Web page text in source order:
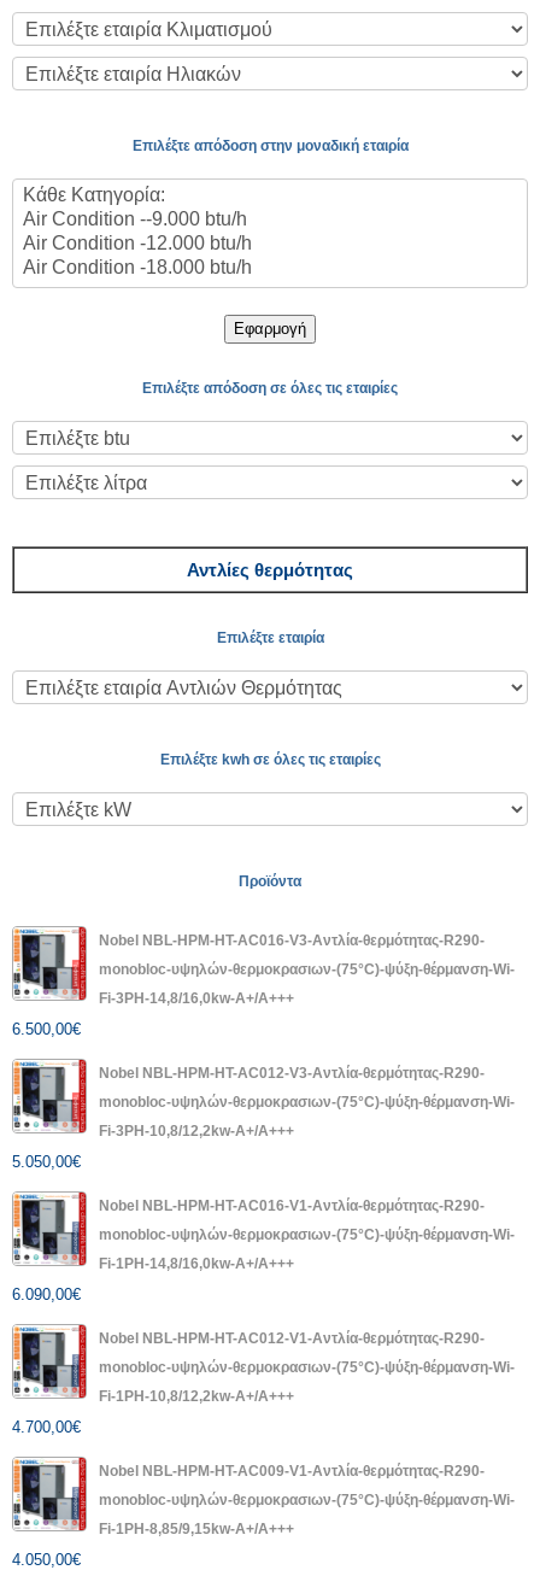
Επιλέξτε απόδοση στην μοναδική εταιρία
Εφαρμογή
Επιλέξτε απόδοση σε όλες τις εταιρίες
Αντλίες θερμότητας
Επιλέξτε εταιρία
Επιλέξτε kwh σε όλες τις εταιρίες
Προϊόντα
Nobel NBL-HPM-HT-AC016-V3-Αντλία-θερμότητας-R290-
monobloc-υψηλών-θερμοκρασιων-(75°C)-ψύξη-θέρμανση-Wi-
Fi-3PH-14,8/16,0kw-A+/A+++
6.500,00€
Nobel NBL-HPM-HT-AC012-V3-Αντλία-θερμότητας-R290-
monobloc-υψηλών-θερμοκρασιων-(75°C)-ψύξη-θέρμανση-Wi-
Fi-3PH-10,8/12,2kw-A+/A+++
5.050,00€
Nobel NBL-HPM-HT-AC016-V1-Αντλία-θερμότητας-R290-
monobloc-υψηλών-θερμοκρασιων-(75°C)-ψύξη-θέρμανση-Wi-
Fi-1PH-14,8/16,0kw-A+/A+++
6.090,00€
Nobel NBL-HPM-HT-AC012-V1-Αντλία-θερμότητας-R290-
monobloc-υψηλών-θερμοκρασιων-(75°C)-ψύξη-θέρμανση-Wi-
Fi-1PH-10,8/12,2kw-A+/A+++
4.700,00€
Nobel NBL-HPM-HT-AC009-V1-Αντλία-θερμότητας-R290-
monobloc-υψηλών-θερμοκρασιων-(75°C)-ψύξη-θέρμανση-Wi-
Fi-1PH-8,85/9,15kw-A+/A+++
4.050,00€